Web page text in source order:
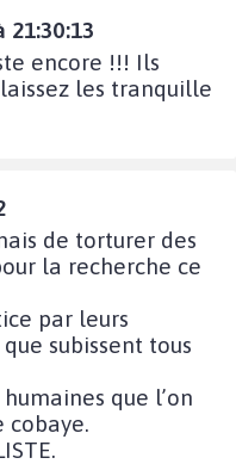
21:30:13
encore !!! Ils
les tranquille
de torturer des
la recherche ce
par leurs
subissent tous
que l’on
cobaye.